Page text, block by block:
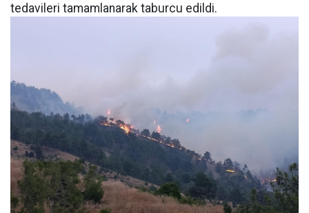
tedavileri tamamlanarak taburcu edildi.